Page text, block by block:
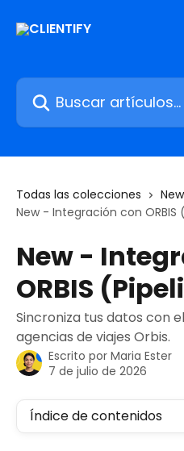
Buscar artículos...
Todas las colecciones
New - Integración con ORBIS
New -
ORBIS
Sincroniza tus datos con
agencias de viajes Orbis.
Escrito por Maria Ester
7 de julio de 2026
Índice de contenidos